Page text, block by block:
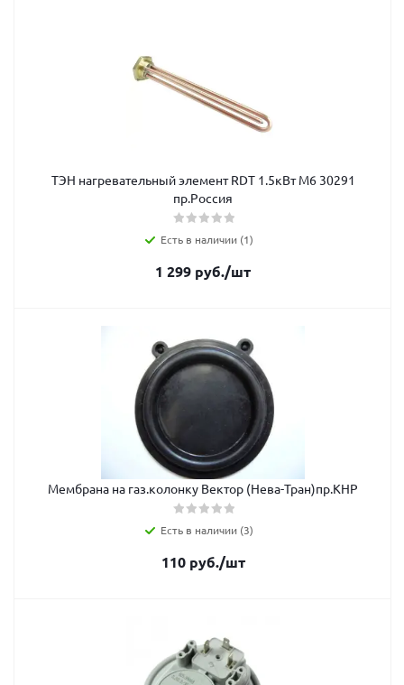
ТЭН нагревательный элемент RDT 1.5кВт М6 30291
пр.Россия
Есть в наличии (1)
1 299 руб./шт
Мембрана на газ.колонку Вектор (Нева-Тран)пр.КНР
Есть в наличии (3)
110руб./шт